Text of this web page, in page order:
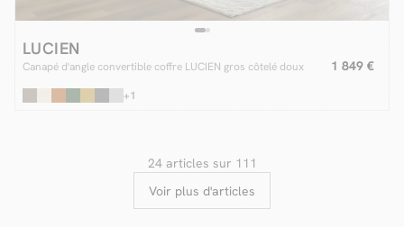
LUCIEN
Canapé d'angle convertible coffre LUCIEN gros côtelé doux 1 849 €
+1
24 articles sur 111
Voir plus d'articles